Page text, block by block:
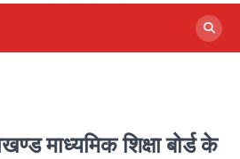
माध्यमिक शिक्षा बोर्ड के